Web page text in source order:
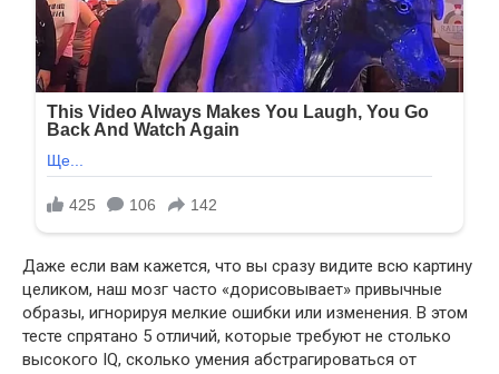
Даже если вам кажется, что вы сразу видите всю картину
целиком, наш мозг часто «дорисовывает» привычные
образы, игнорируя мелкие ошибки или изменения. В этом
тесте спрятано 5 отличий, которые требуют не столько
высокого IQ, сколько умения абстрагироваться от